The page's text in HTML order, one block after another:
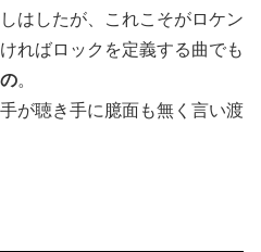
はしたが、これこそがロケン
ればロックを定義する曲でも
。
が聴き手に臆面も無く言い渡